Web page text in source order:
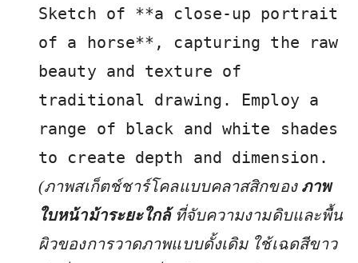
Sketch of **a close-up portrait
of a horse**, capturing the raw
beauty and texture of
traditional drawing. Employ a
range of black and white shades
to create depth and dimension.
(ภาพสเก็ตช์ชาร์โคลแบบคลาสสิกของ ภาพ
ใบหน้าม้าระยะใกล้ที่จับความงามดิบและพื้น
ผิวของการวาดภาพแบบดั้งเดิม ใช้เฉดสีขาว